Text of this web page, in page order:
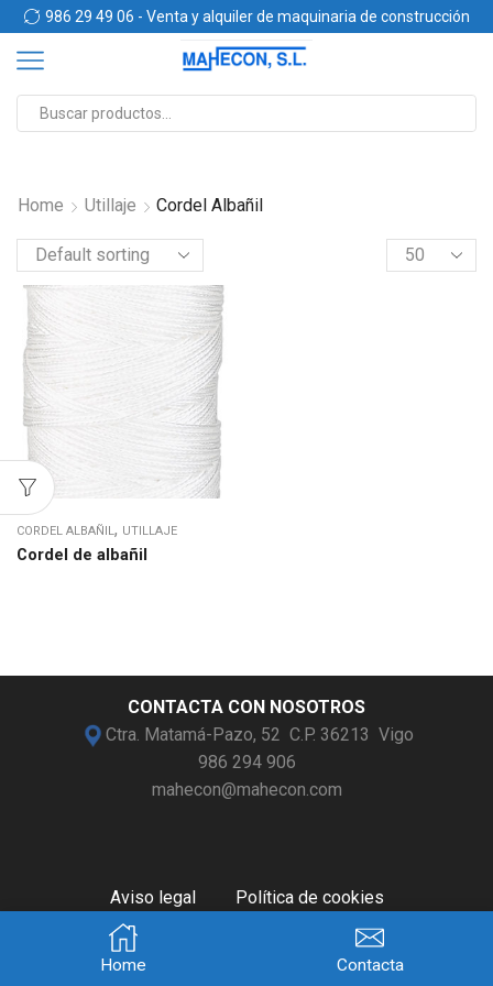
986 29 49 06 - Venta y alquiler de maquinaria de construcción
Home Utillaje Cordel Albañil
CORDEL ALBAÑIL, UTILLAJE
Cordel de albañil
CONTACTA CON NOSOTROS
Ctra. Matamá-Pazo, 52 C.P. 36213 Vigo
986 294 906
mahecon@mahecon.com
Aviso legal
Política de cookies
Condiciones de uso
Protección de datos
Home Contacta